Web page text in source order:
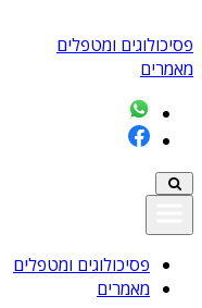
פסיכולוגים ומטפלים
מאמרים
פסיכולוגים ומטפלים
מאמרים